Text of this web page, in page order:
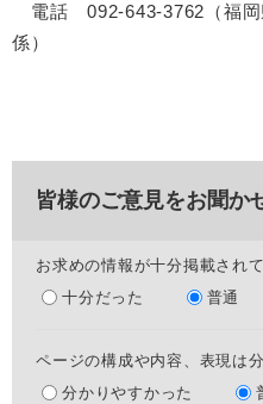
電話 092-643-3762（福岡
係）
皆様のご意見をお聞か
お求めの情報が十分掲載され
十分だった
普通
ページの構成や内容、表現は
分かりやすかった